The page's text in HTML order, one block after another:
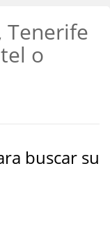
Tenerife
o
buscar su